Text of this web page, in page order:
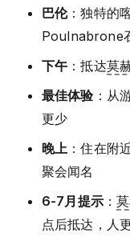
巴伦：独特的
Poulnabrone
下午 ：抵达莫
最佳体验：从
更少
晚上 ：住在附
聚会闻名
6-7月提示：
点后抵达，人